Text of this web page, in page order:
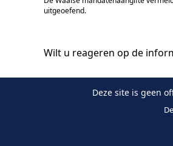
uitgeoefend.
Wilt u reageren op de
Deze site is geen